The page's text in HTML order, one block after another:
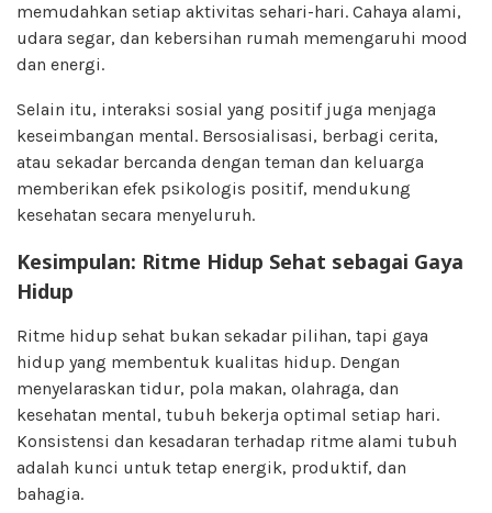
memudahkan setiap aktivitas sehari-hari. Cahaya alami,
udara segar, dan kebersihan rumah memengaruhi mood
dan energi.
Selain itu, interaksi sosial yang positif juga menjaga
keseimbangan mental. Bersosialisasi, berbagi cerita,
atau sekadar bercanda dengan teman dan keluarga
memberikan efek psikologis positif, mendukung
kesehatan secara menyeluruh.
Kesimpulan: Ritme Hidup Sehat sebagai Gaya
Hidup
Ritme hidup sehat bukan sekadar pilihan, tapi gaya
hidup yang membentuk kualitas hidup. Dengan
menyelaraskan tidur, pola makan, olahraga, dan
kesehatan mental, tubuh bekerja optimal setiap hari.
Konsistensi dan kesadaran terhadap ritme alami tubuh
adalah kunci untuk tetap energik, produktif, dan
bahagia.